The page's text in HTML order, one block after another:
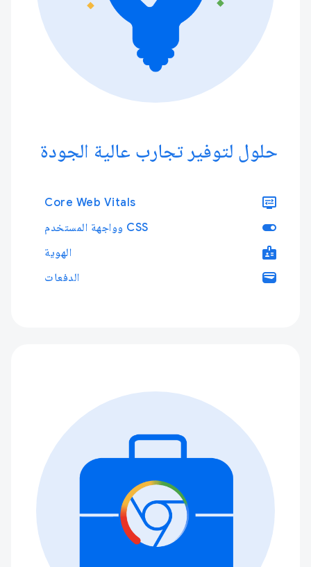
حلول لتوفير تجارب عالية الجودة
display_settings
Core Web Vitals
toggle_on CSS وواجهة المستخدم
badge الهوية
wallet الدفعات